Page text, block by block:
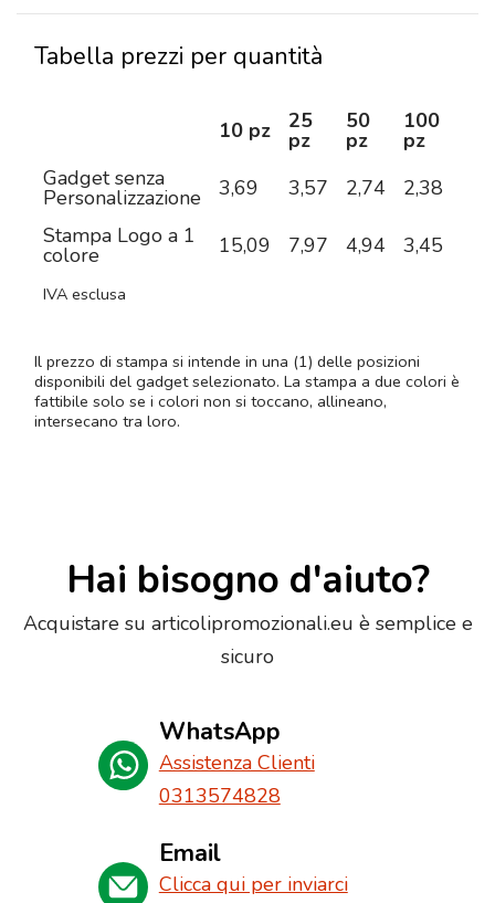
Tabella prezzi per quantità
10 pz 25
pz
50
pz
100
pz
Gadget senza
Personalizzazione 3,69 3,57 2,74 2,38
Stampa Logo a 1
colore 15,09 7,97 4,94 3,45
IVA esclusa
Il prezzo di stampa si intende in una (1) delle posizioni
disponibili del gadget selezionato. La stampa a due colori è
fattibile solo se i colori non si toccano, allineano,
intersecano tra loro.
Hai bisogno d'aiuto?
Acquistare su articolipromozionali.eu è semplice e
sicuro
WhatsApp
Assistenza Clienti
0313574828
Email
Clicca qui per inviarci